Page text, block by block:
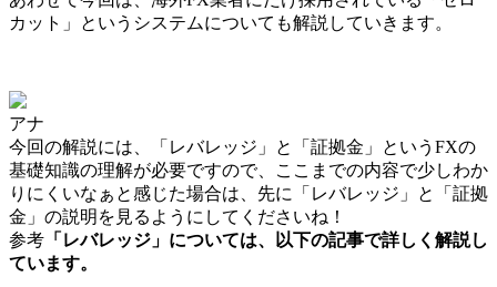
カット」というシステムについても解説 していきます。
アナ
今回の解説には、
「レバレッジ」と「証拠金」というFXの
基礎知識の理解が必要ですので、ここまでの内容で少しわか
りにくいなぁと感じた場合は、 先に「レバレッジ」と「証拠
金」の説明を見るようにしてくださいね！
参考 「レバレッジ」については、以下の記事で詳しく解説し
ています。